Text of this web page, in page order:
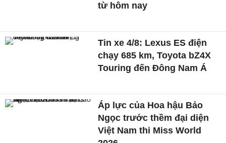
từ hôm nay
Tin xe 4/8: Lexus ES điện
chạy 685 km, Toyota bZ4X
Touring đến Đông Nam Á
Áp lực của Hoa hậu Bảo
Ngọc trước thềm đại diện
Việt Nam thi Miss World